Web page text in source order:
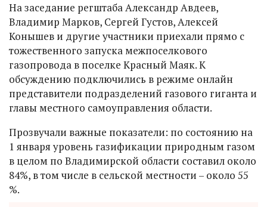
На заседание регштаба Александр Авдеев,
Владимир Марков, Сергей Густов, Алексей
Конышев и другие участники приехали прямо с
тожественного запуска межпоселкового
газопровода в поселке Красный Маяк. К
обсуждению подключились в режиме онлайн
представители подразделений газового гиганта и
главы местного самоуправления области.
Прозвучали важные показатели: по состоянию на
1 января уровень газификации природным газом
в целом по Владимирской области составил около
84%, в том числе в сельской местности – около 55
%.